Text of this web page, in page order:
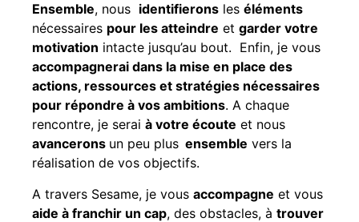
Ensemble, nous identifierons les éléments
nécessaires pour les atteindre et garder votre
motivation intacte jusqu’au bout. Enfin, je vous
accompagnerai dans la mise en place des
actions, ressources et stratégies nécessaires
pour répondre à vos ambitions. A chaque
rencontre, je serai à votre écoute et nous
avancerons un peu plus ensemble vers la
réalisation de vos objectifs.
A travers Sesame, je vous accompagne et vous
aide à franchir un cap, des obstacles, à trouver